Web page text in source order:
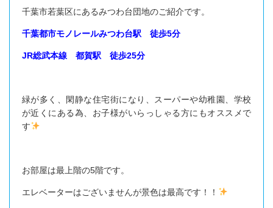
千葉市若葉区にあるみつわ台団地のご紹介です。
千葉都市モノレールみつわ台駅 徒歩5分
JR総武本線 都賀駅 徒歩25分
緑が多く、閑静な住宅街になり、スーパーや幼稚園、学校
が近くにある為、お子様がいらっしゃる方にもオススメで
す
お部屋は最上階の5階です。
エレベーターはございませんが景色は最高です！！